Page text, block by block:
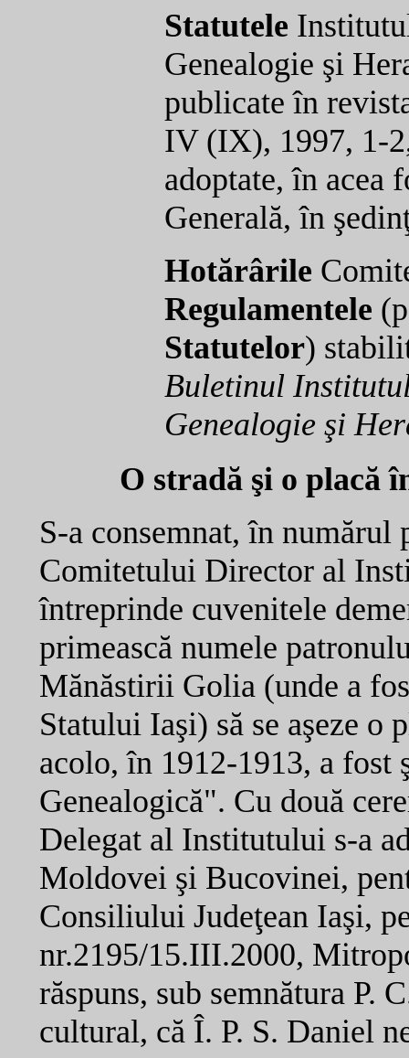
Statutele
Genealogie şi
publicate în
IV (IX), 1997, 1-
adoptate, în acea
Generală, în
Hotărârile
Regulamentele
Statutelor)
Buletinul
Genealogie şi
O stradă şi o placă
S-a consemnat, în numărul
Comitetului Director al
întreprinde cuvenitele
primească numele
Mănăstirii Golia (unde a
Statului Iaşi) să se aşeze o
acolo, în 1912-1913, a
Genealogică". Cu două
Delegat al Institutului s-a
Moldovei şi Bucovinei,
Consiliului Judeţean Iaşi,
nr.2195/15.III.2000,
răspuns, sub semnătura P.
cultural, că Î. P. S. Daniel